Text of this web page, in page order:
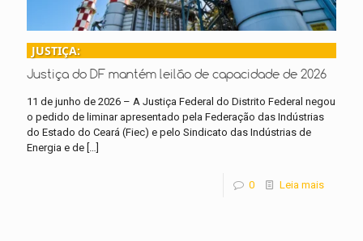
JUSTIÇA:
Justiça do DF mantém leilão de capacidade de 2026
11 de junho de 2026 – A Justiça Federal do Distrito Federal negou
o pedido de liminar apresentado pela Federação das Indústrias
do Estado do Ceará (Fiec) e pelo Sindicato das Indústrias de
Energia e de […]
0 Leia mais